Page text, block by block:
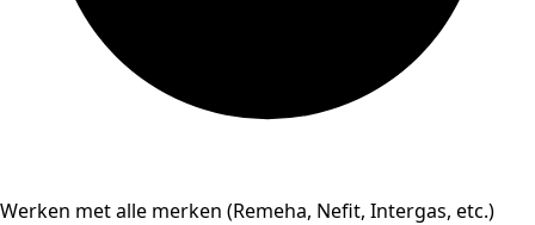
Werken met alle merken (Remeha, Nefit, Intergas, etc.)